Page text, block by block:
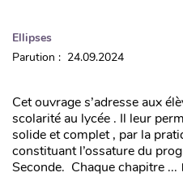
Ellipses
Parution : 24.09.2024
Cet ouvrage s’adresse aux
scolarité au lycée . Il leur
solide et complet , par la
constituant l’ossature du
Seconde. Chaque chapitre ...